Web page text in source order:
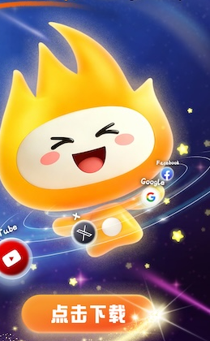
支持[0] 反对
支持[0] 反对[0]
油管加速器
回锅肉加速器
小猫咪ciash加速器
油管加速器